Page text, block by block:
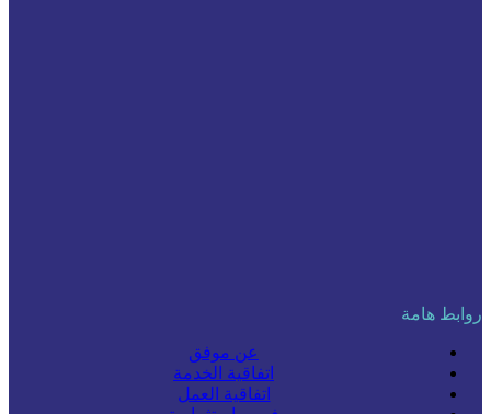
روابط هامة
عن موفق
اتفاقية الخدمة
اتفاقية العمل